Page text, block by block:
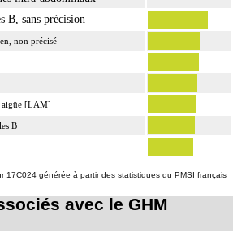
B, sans précision
non précisé
aigüe [LAM]
B
17C024 générée à partir des statistiques du PMSI français
avec le GHM